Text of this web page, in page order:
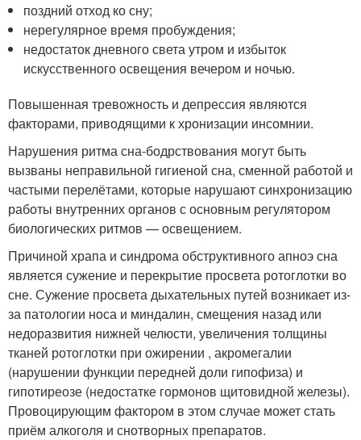
поздний отход ко сну;
нерегулярное время пробуждения;
недостаток дневного света утром и избыток
искусственного освещения вечером и ночью.
Повышенная тревожность и депрессия являются
факторами, приводящими к хронизации инсомнии.
Нарушения ритма сна-бодрствования могут быть
вызваны неправильной гигиеной сна, сменной работой и
частыми перелётами, которые нарушают синхронизацию
работы внутренних органов с основным регулятором
биологических ритмов — освещением.
Причиной храпа и синдрома обструктивного апноэ сна
является сужение и перекрытие просвета ротоглотки во
сне. Сужение просвета дыхательных путей возникает из-
за патологии носа и миндалин, смещения назад или
недоразвития нижней челюсти, увеличения толщины
тканей ротоглотки при ожирении , акромегалии
(нарушении функции передней доли гипофиза) и
гипотиреозе (недостатке гормонов щитовидной железы).
Провоцирующим фактором в этом случае может стать
приём алкоголя и снотворных препаратов.